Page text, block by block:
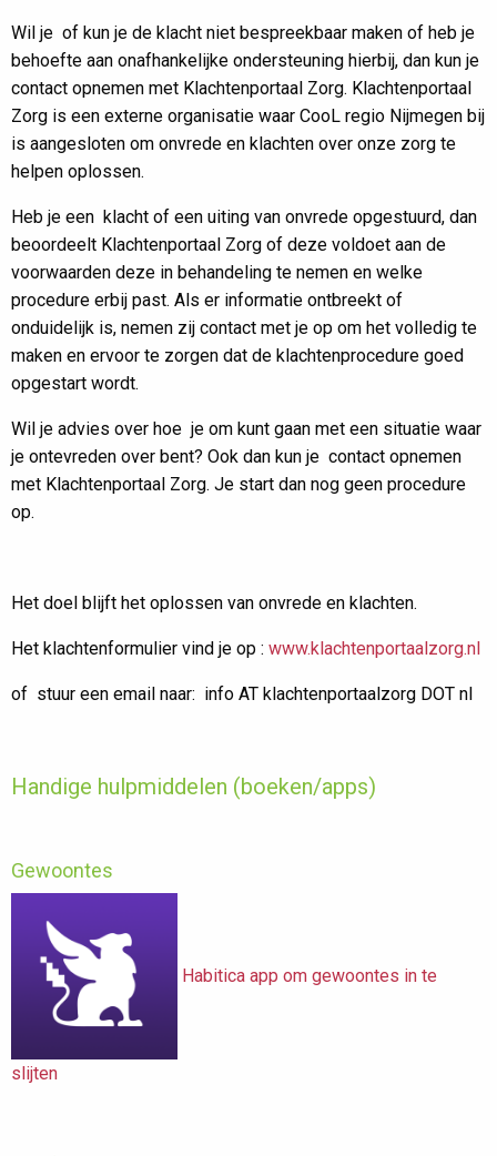
Wil je of kun je de klacht niet bespreekbaar maken of heb je
behoefte aan onafhankelijke ondersteuning hierbij, dan kun je
contact opnemen met Klachtenportaal Zorg. Klachtenportaal
Zorg is een externe organisatie waar CooL regio Nijmegen bij
is aangesloten om onvrede en klachten over onze zorg te
helpen oplossen.
Heb je een klacht of een uiting van onvrede opgestuurd, dan
beoordeelt Klachtenportaal Zorg of deze voldoet aan de
voorwaarden deze in behandeling te nemen en welke
procedure erbij past. Als er informatie ontbreekt of
onduidelijk is, nemen zij contact met je op om het volledig te
maken en ervoor te zorgen dat de klachtenprocedure goed
opgestart wordt.
Wil je advies over hoe je om kunt gaan met een situatie waar
je ontevreden over bent? Ook dan kun je contact opnemen
met Klachtenportaal Zorg. Je start dan nog geen procedure
op.
Het doel blijft het oplossen van onvrede en klachten.
Het klachtenformulier vind je op : www.klachtenportaalzorg.nl
of stuur een email naar: info AT klachtenportaalzorg DOT nl
Handige hulpmiddelen (boeken/apps)
Gewoontes
Habitica app om gewoontes in te
slijten